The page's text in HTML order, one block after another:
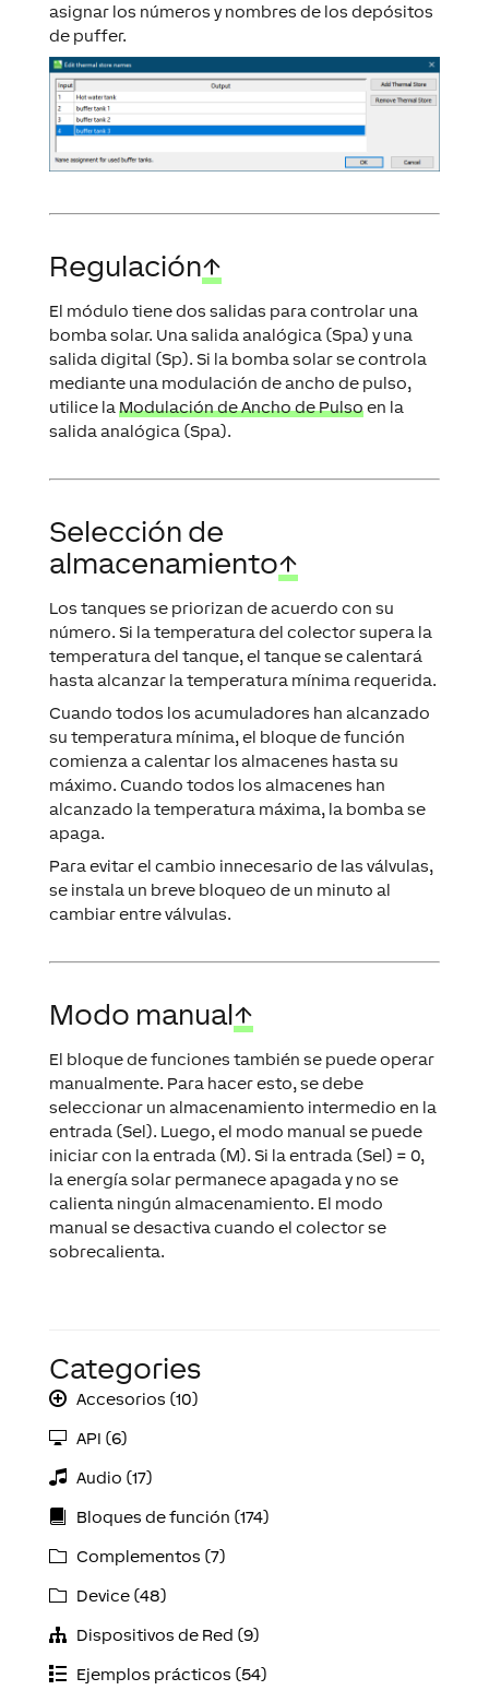
asignar los números y nombres de los depósitos
de puffer.
Regulación↑
El módulo tiene dos salidas para controlar una
bomba solar. Una salida analógica (Spa) y una
salida digital (Sp). Si la bomba solar se controla
mediante una modulación de ancho de pulso,
utilice la Modulación de Ancho de Pulsoen la
salida analógica (Spa).
Selección de
almacenamiento↑
Los tanques se priorizan de acuerdo con su
número. Si la temperatura del colector supera la
temperatura del tanque, el tanque se calentará
hasta alcanzar la temperatura mínima requerida.
Cuando todos los acumuladores han alcanzado
su temperatura mínima, el bloque de función
comienza a calentar los almacenes hasta su
máximo. Cuando todos los almacenes han
alcanzado la temperatura máxima, la bomba se
apaga.
Para evitar el cambio innecesario de las válvulas,
se instala un breve bloqueo de un minuto al
cambiar entre válvulas.
Modo manual↑
El bloque de funciones también se puede operar
manualmente. Para hacer esto, se debe
seleccionar un almacenamiento intermedio en la
entrada (Sel). Luego, el modo manual se puede
iniciar con la entrada (M). Si la entrada (Sel) = 0,
la energía solar permanece apagada y no se
calienta ningún almacenamiento. El modo
manual se desactiva cuando el colector se
sobrecalienta.
Categories
Accesorios (10)
API (6)
Audio (17)
Bloques de función (174)
Complementos (7)
Device (48)
Dispositivos de Red (9)
Ejemplos prácticos (54)